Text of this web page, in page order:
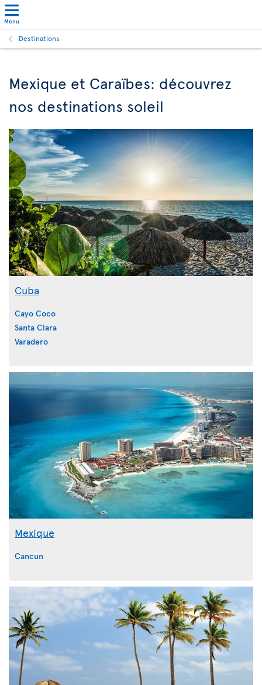
Menu
Destinations
Mexique et Caraïbes: découvrez
nos destinations soleil
Cuba
Cayo Coco
Santa Clara
Varadero
Mexique
Cancun